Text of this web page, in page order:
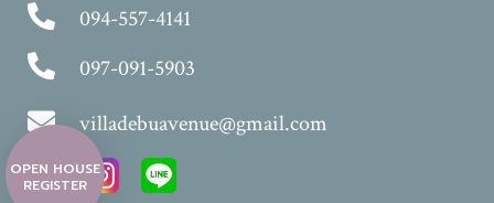
094-557-4141
097-091-5903
villadebuavenue@gmail.com
OPEN HOUSE
REGISTER